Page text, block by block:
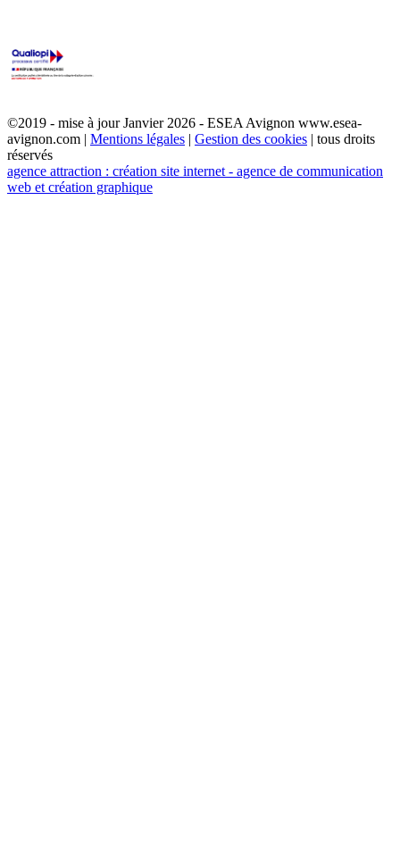
©2019 - mise à jour Janvier 2026 - ESEA Avignon www.esea-
avignon.com | Mentions légales | Gestion des cookies | tous droits
réservés
agence attraction : création site internet - agence de communication
web et création graphique